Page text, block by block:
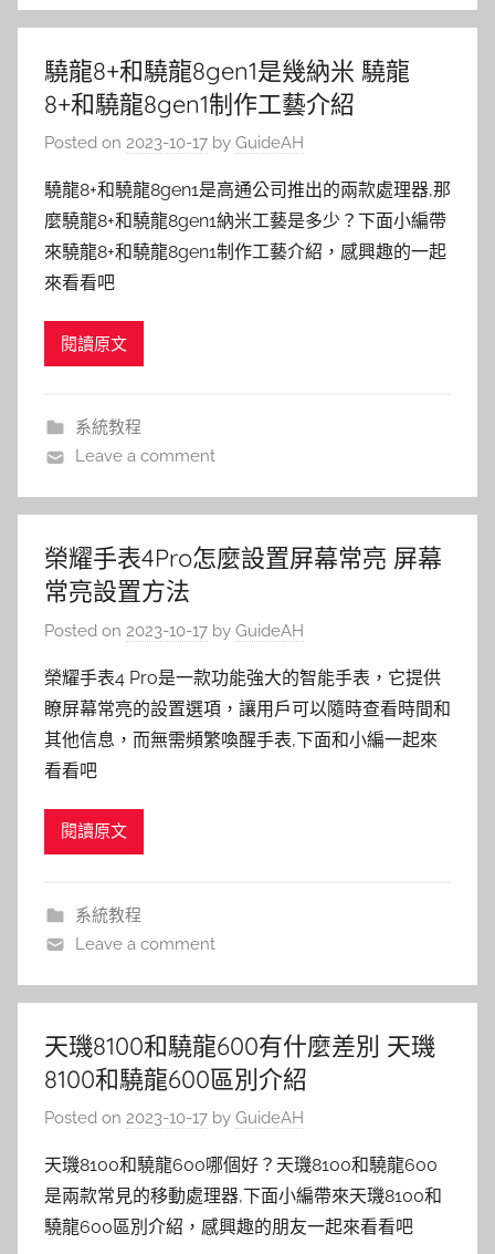
驍龍8+和驍龍8gen1是幾納米 驍龍
8+和驍龍8gen1制作工藝介紹
Posted on 2023-10-17 by GuideAH
驍龍8+和驍龍8gen1是高通公司推出的兩款處理器,那
麼驍龍8+和驍龍8gen1納米工藝是多少？下面小編帶
來驍龍8+和驍龍8gen1制作工藝介紹，感興趣的一起
來看看吧
閱讀原文
系統教程
Leave a comment
榮耀手表4Pro怎麼設置屏幕常亮 屏幕
常亮設置方法
Posted on 2023-10-17 by GuideAH
榮耀手表4 Pro是一款功能強大的智能手表，它提供
瞭屏幕常亮的設置選項，讓用戶可以隨時查看時間和
其他信息，而無需頻繁喚醒手表,下面和小編一起來
看看吧
閱讀原文
系統教程
Leave a comment
天璣8100和驍龍600有什麼差別 天璣
8100和驍龍600區別介紹
Posted on 2023-10-17 by GuideAH
天璣8100和驍龍600哪個好？天璣8100和驍龍600
是兩款常見的移動處理器,下面小編帶來天璣8100和
驍龍600區別介紹，感興趣的朋友一起來看看吧